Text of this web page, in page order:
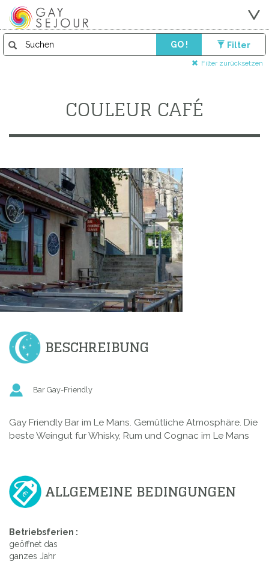
GO ! Filter
Filter zurücksetzen
COULEUR CAFÉ
BESCHREIBUNG
Bar Gay-Friendly
Gay Friendly Bar im Le Mans. Gemütliche Atmosphäre. Die
beste Weingut fur Whisky, Rum und Cognac im Le Mans
ALLGEMEINE BEDINGUNGEN
Betriebsferien :
geöffnet das
ganzes Jahr